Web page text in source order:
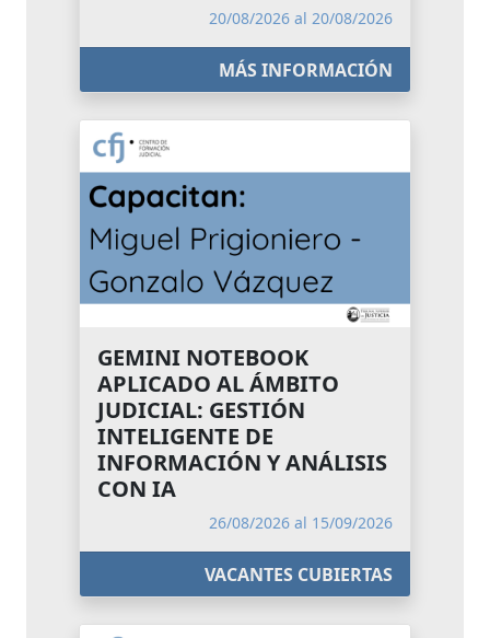
20/08/2026 al 20/08/2026
MÁS INFORMACIÓN
GEMINI NOTEBOOK
APLICADO AL ÁMBITO
JUDICIAL: GESTIÓN
INTELIGENTE DE
INFORMACIÓN Y ANÁLISIS
CON IA
26/08/2026 al 15/09/2026
VACANTES CUBIERTAS